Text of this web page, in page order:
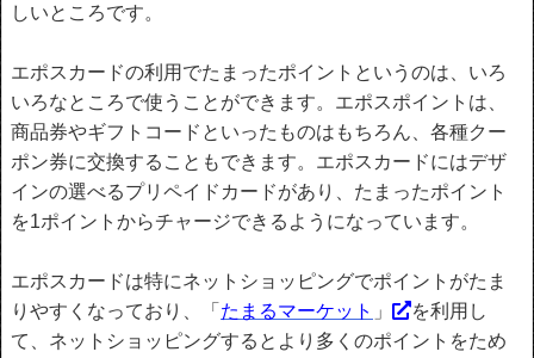
しいところです。
エポスカードの利用でたまったポイントというのは、いろ
いろなところで使うことができます。エポスポイントは、
商品券やギフトコードといったものはもちろん、各種クー
ポン券に交換することもできます。エポスカードにはデザ
インの選べるプリペイドカードがあり、たまったポイント
を1ポイントからチャージできるようになっています。
エポスカードは特にネットショッピングでポイントがたま
りやすくなっており、「 たまるマーケット 」
を利用し
て、ネットショッピングするとより多くのポイントをため